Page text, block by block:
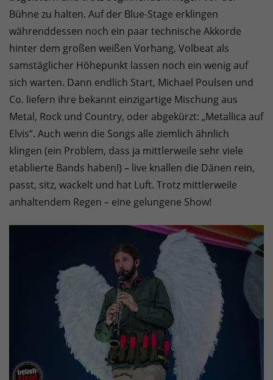
Bühne zu halten. Auf der Blue-Stage erklingen
währenddessen noch ein paar technische Akkorde
hinter dem großen weißen Vorhang, Volbeat als
samstäglicher Höhepunkt lassen noch ein wenig auf
sich warten. Dann endlich Start, Michael Poulsen und
Co. liefern ihre bekannt einzigartige Mischung aus
Metal, Rock und Country, oder abgekürzt: „Metallica auf
Elvis“. Auch wenn die Songs alle ziemlich ähnlich
klingen (ein Problem, dass ja mittlerweile sehr viele
etablierte Bands haben!) – live knallen die Dänen rein,
passt, sitz, wackelt und hat Luft. Trotz mittlerweile
anhaltendem Regen – eine gelungene Show!